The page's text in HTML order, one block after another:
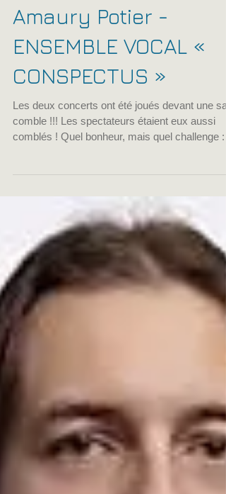
cfpmfrance
24 févr. 2020
1 min de lecture
Ancien CFPM - Guitare
Amaury Potier -
ENSEMBLE VOCAL «
comble !!! Les spectateurs étaient eux aussi
comblés ! Quel bonheur, mais quel challenge :
monter ce programme en même pas 4 mois.
Merci à tous nos choristes et nos musiciens de
nous avoir suivi et mis tout leur « choeur » dans
cette folle aventure réussie. Sopranes : Mirélia
Auzanneau, Eve Brisson, Anne
Claire Duhil de Benazé, Mathilde Polizzy, Julie